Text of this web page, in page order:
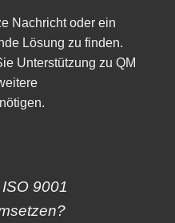
Nachricht oder ein
Lösung zu finden.
Unterstützung zu QM
9001